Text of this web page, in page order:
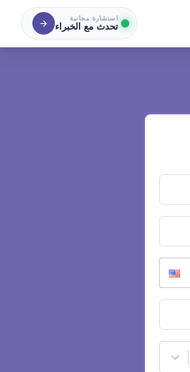
استشارة مجانية
تحدث مع الخبراء